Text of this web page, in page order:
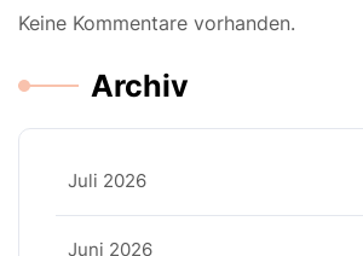
Keine Kommentare vorhanden.
Archiv
Juli 2026
Juni 2026